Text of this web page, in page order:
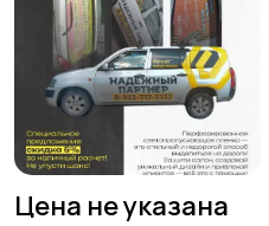
Цена не указана